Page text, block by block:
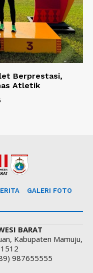
Berprestasi,
Atletik
GALERI FOTO
BARAT
Kabupaten Mamuju,
987655555